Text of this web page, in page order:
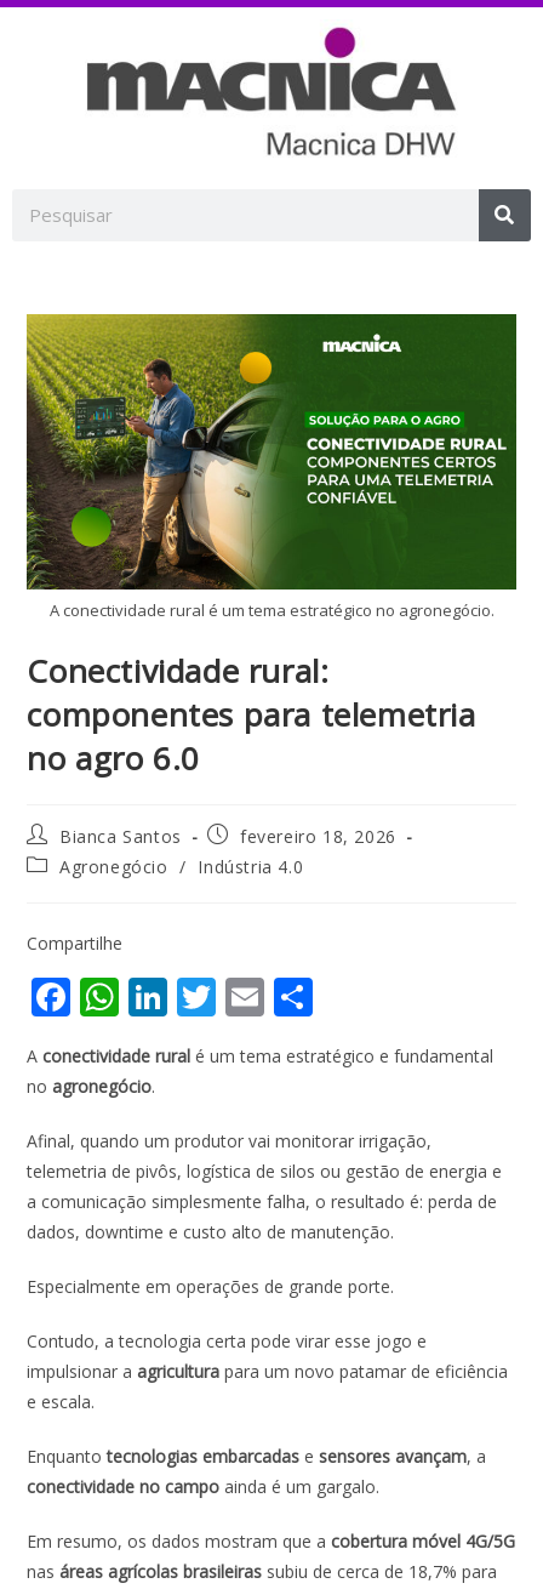
A conectividade rural é um tema estratégico no agronegócio.
Conectividade rural:
componentes para telemetria
no agro 6.0
Bianca Santos
fevereiro 18, 2026
Agronegócio / Indústria 4.0
Compartilhe
F
ac
e
b
o
o
k
W
h
at
A
p
p
Li
n
k
dI
n
T
itt
E
ai
h
ar
Aconectividade rural é um tema estratégico e fundamental
noagronegócio.
Afinal, quando um produtor vai monitorar irrigação,
telemetria de pivôs, logística de silos ou gestão de energia e
a comunicação simplesmente falha, o resultado é: perda de
dados, downtime e custo alto de manutenção.
Especialmente em operações de grande porte.
Contudo, a tecnologia certa pode virar esse jogo e
impulsionar aagricultura para um novo patamar de eficiência
e escala.
Enquantotecnologias embarcadas esensores avançam, a
conectividade no campo ainda é um gargalo.
Em resumo, os dados mostram que acobertura móvel 4G/5G
nasáreas agrícolas brasileiras subiu de cerca de 18,7% para